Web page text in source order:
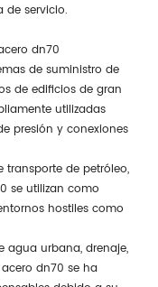
de servicio.
dn70
de suministro de
de edificios de gran
utilizadas
presión y conexiones
de petróleo,
se utilizan como
hostiles como
agua urbana, drenaje,
dn70 se ha